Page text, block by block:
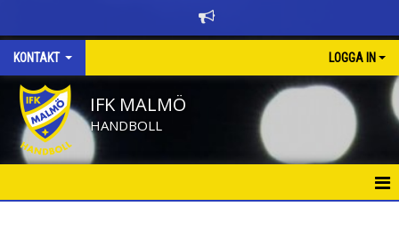
KONTAKT LOGGA IN
IFK MALMÖ
HANDBOLL